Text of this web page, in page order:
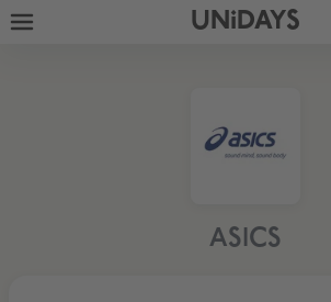
UNiDAYS
ASICS